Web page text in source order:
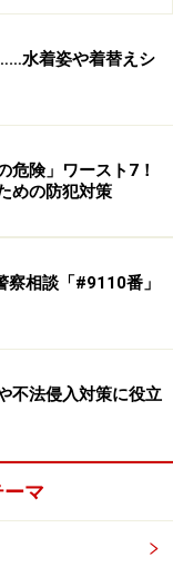
ルコースを思っ
中背の男が現れ
んの控え室の方
ようにした。
り前のように、○
なに気にならな
たえた。美容院
水着姿や着替えシ
危険」ワースト7！
めの防犯対策
相談「#9110番」
不法侵入対策に役立
マ